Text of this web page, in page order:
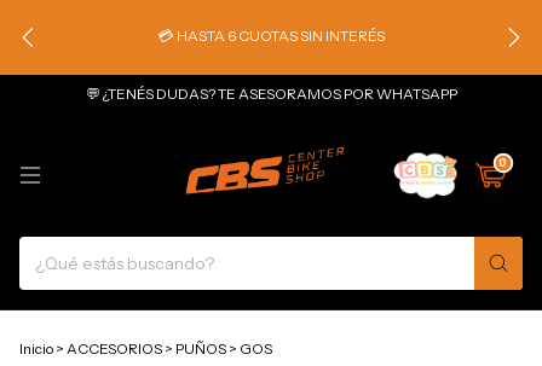
💳 HASTA 6 CUOTAS SIN INTERÉS
💬 ¿TENÉS DUDAS? TE ASESORAMOS POR WHATSAPP
0
Inicio > ACCESORIOS > PUÑOS > GOS